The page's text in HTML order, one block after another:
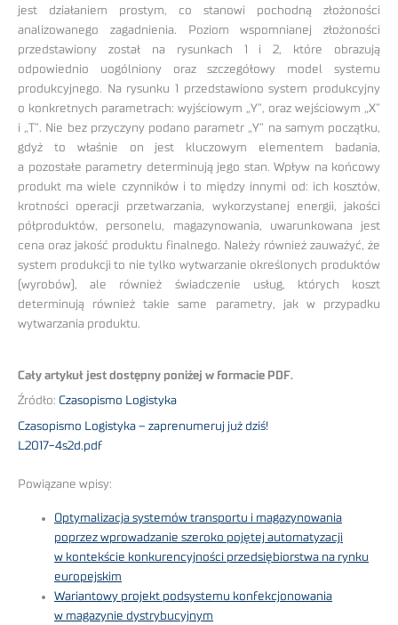
jest działaniem prostym, co stanowi pochodną złożoności
analizowanego zagadnienia. Poziom wspomnianej złożoności
przedstawiony został na rysunkach 1 i 2, które obrazują
odpowiednio uogólniony oraz szczegółowy model systemu
produkcyjnego. Na rysunku 1 przedstawiono system produkcyjny
o konkretnych parametrach: wyjściowym „Y”, oraz wejściowym „X”
i „T”. Nie bez przyczyny podano parametr „Y” na samym początku,
gdyż to właśnie on jest kluczowym elementem badania,
a pozostałe parametry determinują jego stan. Wpływ na końcowy
produkt ma wiele czynników i to między innymi od: ich kosztów,
krotności operacji przetwarzania, wykorzystanej energii, jakości
półproduktów, personelu, magazynowania, uwarunkowana jest
cena oraz jakość produktu finalnego. Należy również zauważyć, że
system produkcji to nie tylko wytwarzanie określonych produktów
(wyrobów), ale również świadczenie usług, których koszt
determinują również takie same parametry, jak w przypadku
wytwarzania produktu.
Cały artykuł jest dostępny poniżej w formacie PDF.
Źródło: Czasopismo Logistyka
Czasopismo Logistyka – zaprenumeruj już dziś!
L2017-4s2d.pdf
Powiązane wpisy:
Optymalizacja systemów transportu i magazynowania
poprzez wprowadzanie szeroko pojętej automatyzacji
w kontekście konkurencyjności przedsiębiorstwa na rynku
europejskim
Wariantowy projekt podsystemu konfekcjonowania
w magazynie dystrybucyjnym